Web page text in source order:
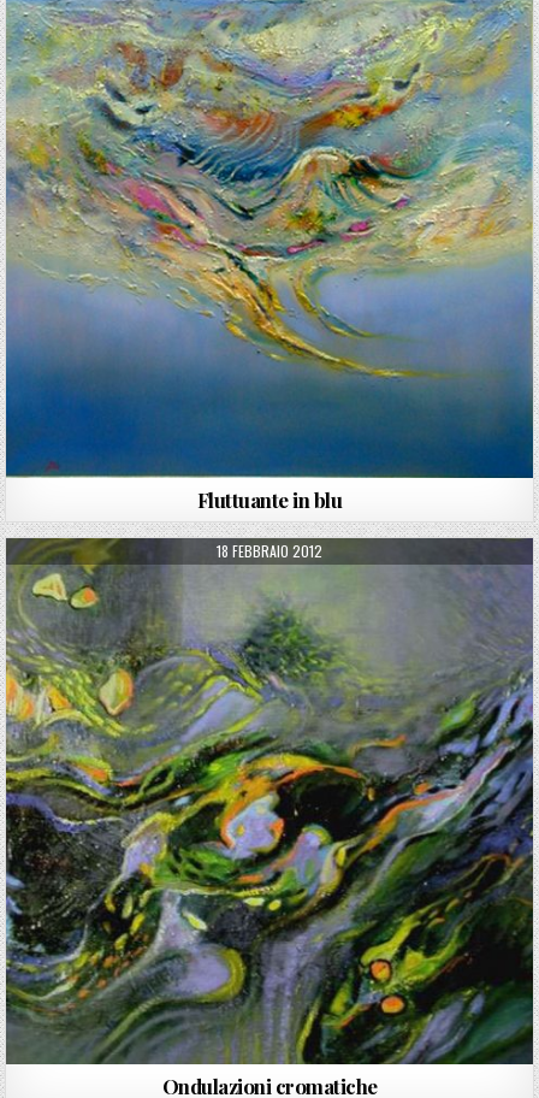
Fluttuante in blu
PUBLISHED DATE:
18 FEBBRAIO 2012
Ondulazioni cromatiche